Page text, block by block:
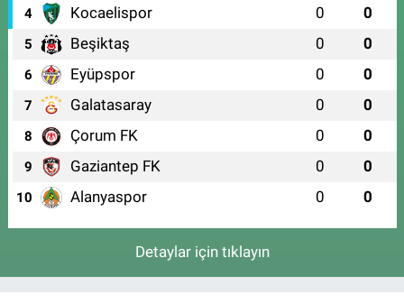
4 Kocaelispor 0 0
5 Beşiktaş 0 0
6 Eyüpspor 0 0
7 Galatasaray 0 0
8 Çorum FK 0 0
9 Gaziantep FK 0 0
10 Alanyaspor 0 0
Detaylar için tıklayın